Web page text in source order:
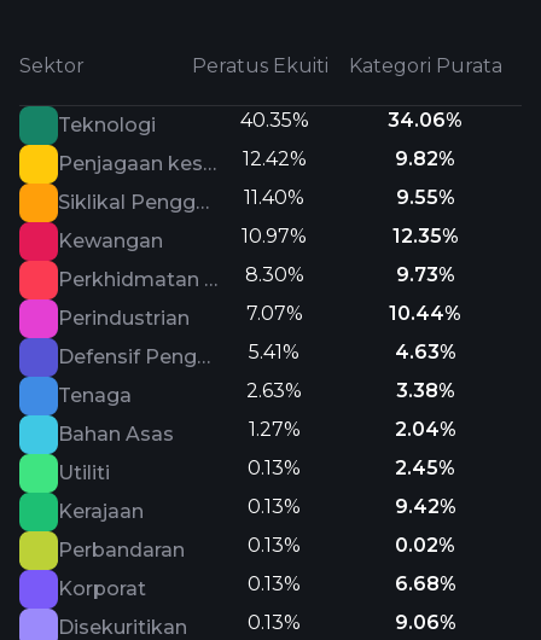
Sektor Peratus Ekuiti Kategori Purata
Teknologi 40.35%
34.06%
Penjagaan kesihatan
12.42%
9.82%
Siklikal Pengguna
11.40%
9.55%
Kewangan
10.97%
12.35%
Perkhidmatan Komunikasi
8.30%
9.73%
Perindustrian
7.07%
10.44%
Defensif Pengguna
5.41%
4.63%
Tenaga
2.63%
3.38%
Bahan Asas
1.27%
2.04%
Utiliti
0.13%
2.45%
Kerajaan
0.13%
9.42%
Perbandaran
0.13%
0.02%
Korporat
0.13%
6.68%
Disekuritikan
0.13%
9.06%